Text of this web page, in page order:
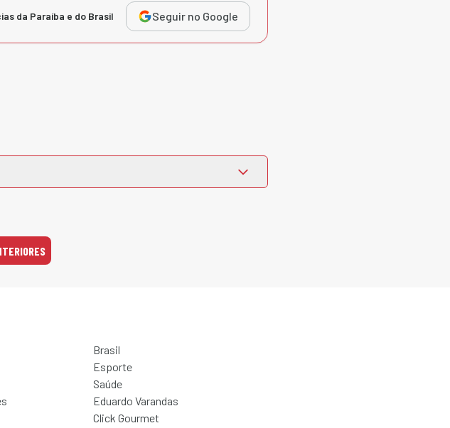
da Paraíba e do Brasil Seguir no Google
Brasil
Esporte
Saúde
Eduardo Varandas
Click Gourmet